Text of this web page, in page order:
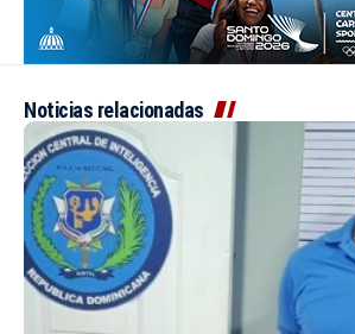
Noticias relacionadas